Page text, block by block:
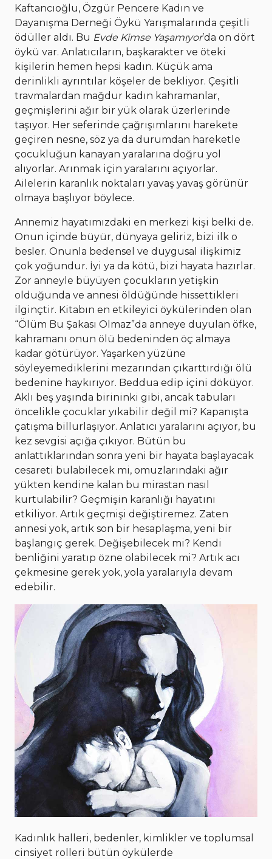
Kaftancıoğlu, Özgür Pencere Kadın ve
Dayanışma Derneği Öykü Yarışmalarında çeşitli
ödüller aldı. Bu Evde Kimse Yaşamıyor’da on dört
öykü var. Anlatıcıların, başkarakter ve öteki
kişilerin hemen hepsi kadın. Küçük ama
derinlikli ayrıntılar köşeler de bekliyor. Çeşitli
travmalardan mağdur kadın kahramanlar,
geçmişlerini ağır bir yük olarak üzerlerinde
taşıyor. Her seferinde çağrışımlarını harekete
geçiren nesne, söz ya da durumdan hareketle
çocukluğun kanayan yaralarına doğru yol
alıyorlar. Arınmak için yaralarını açıyorlar.
Ailelerin karanlık noktaları yavaş yavaş görünür
olmaya başlıyor böylece.
Annemiz hayatımızdaki en merkezi kişi belki de.
Onun içinde büyür, dünyaya geliriz, bizi ilk o
besler. Onunla bedensel ve duygusal ilişkimiz
çok yoğundur. İyi ya da kötü, bizi hayata hazırlar.
Zor anneyle büyüyen çocukların yetişkin
olduğunda ve annesi öldüğünde hissettikleri
ilginçtir. Kitabın en etkileyici öykülerinden olan
“Ölüm Bu Şakası Olmaz”da anneye duyulan öfke,
kahramanı onun ölü bedeninden öç almaya
kadar götürüyor. Yaşarken yüzüne
söyleyemediklerini mezarından çıkarttırdığı ölü
bedenine haykırıyor. Beddua edip içini döküyor.
Aklı beş yaşında birininki gibi, ancak tabuları
öncelikle çocuklar yıkabilir değil mi? Kapanışta
çatışma billurlaşıyor. Anlatıcı yaralarını açıyor, bu
kez sevgisi açığa çıkıyor. Bütün bu
anlattıklarından sonra yeni bir hayata başlayacak
cesareti bulabilecek mi, omuzlarındaki ağır
yükten kendine kalan bu mirastan nasıl
kurtulabilir? Geçmişin karanlığı hayatını
etkiliyor. Artık geçmişi değiştiremez. Zaten
annesi yok, artık son bir hesaplaşma, yeni bir
başlangıç gerek. Değişebilecek mi? Kendi
benliğini yaratıp özne olabilecek mi? Artık acı
çekmesine gerek yok, yola yaralarıyla devam
edebilir.
Kadınlık halleri, bedenler, kimlikler ve toplumsal
cinsiyet rolleri bütün öykülerde